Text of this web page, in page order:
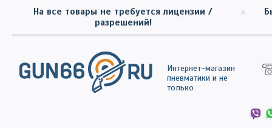
На все товары не требуется лицензии /
разрешений!
Интернет-магазин
пневматики и не
только